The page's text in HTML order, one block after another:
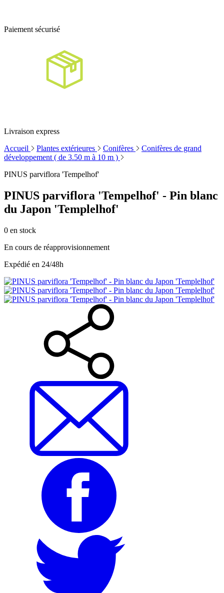
Paiement sécurisé
Livraison express
Accueil
Plantes extérieures Conifères
Conifères de grand
développement ( de 3.50 m à 10 m )
PINUS parviflora 'Tempelhof'
PINUS parviflora 'Tempelhof' - Pin blanc
du Japon 'Templelhof'
0 en stock
En cours de réapprovisionnement
Expédié en 24/48h